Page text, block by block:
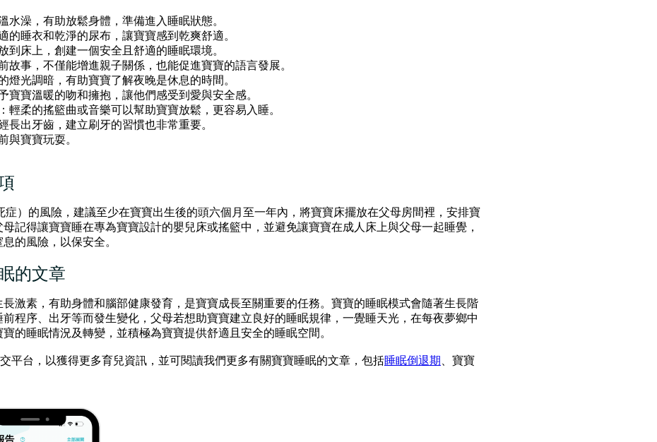
水澡，有助放鬆身體，準備進入睡眠狀態。
的睡衣和乾淨的尿布，讓寶寶感到乾爽舒適。
到床上，創建一個安全且舒適的睡眠環境。
故事，不僅能增進親子關係，也能促進寶寶的語言發展。
燈光調暗，有助寶寶了解夜晚是休息的時間。
寶寶溫暖的吻和擁抱，讓他們感受到愛與安全感。
輕柔的搖籃曲或音樂可以幫助寶寶放鬆，更容易入睡。
長出牙齒，建立刷牙的習慣也非常重要。
與寶寶玩耍。
症）的風險，建議至少在寶寶出生後的頭六個月至一年內，將寶寶床擺放在父母房間裡，安排寶
記得讓寶寶睡在專為寶寶設計的嬰兒床或搖籃中，並避免讓寶寶在成人床上與父母一起睡覺，
的風險，以保安全。
的文章
激素，有助身體和腦部健康發育，是寶寶成長至關重要的任務。寶寶的睡眠模式會隨著生長階
程序、出牙等而發生變化，父母若想助寶寶建立良好的睡眠規律，一覺睡天光，在每夜夢鄉中
的睡眠情況及轉變，並積極為寶寶提供舒適且安全的睡眠空間。
平台，以獲得更多育兒資訊，並可閱讀我們更多有關寶寶睡眠的文章，包括睡眠倒退期
、寶寶